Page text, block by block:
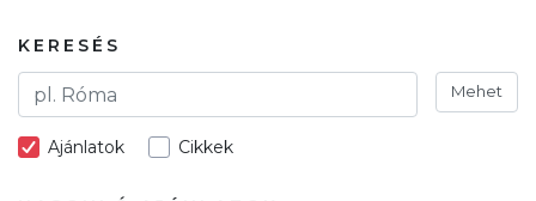
KERESÉS
Mehet
Ajánlatok Cikkek